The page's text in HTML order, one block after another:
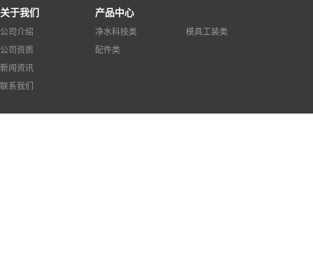
关于我们
公司介绍
公司资质
新闻资讯
联系我们
产品中心
净水科技类
模具工装类
配件类